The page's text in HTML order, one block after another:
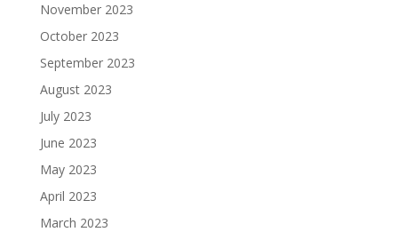
November 2023
October 2023
September 2023
August 2023
July 2023
June 2023
May 2023
April 2023
March 2023